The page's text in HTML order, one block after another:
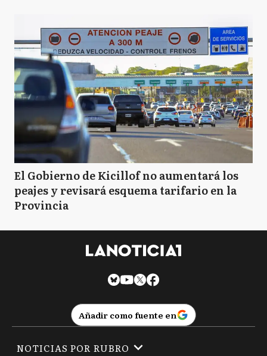
El Gobierno de Kicillof no aumentará los
peajes y revisará esquema tarifario en la
Provincia
Añadir como fuente en
NOTICIAS POR RUBRO